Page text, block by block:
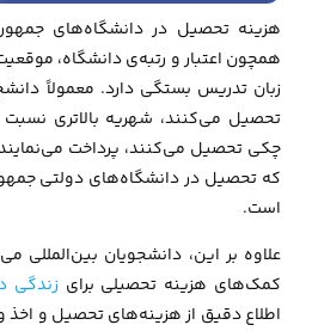
هزینه تحصیل در دانشگاه‌های
همچون اعتبار و رتبه‌ی دانشگاه،
زبان تدریس بستگی دارد. معمولاً
تحصیل می‌کنند، شهریه بالاتری نسبت
چکی تحصیل می‌کنند، پرداخت
که تحصیل در دانشگاه‌های دولتی
است.
علاوه بر این، دانشجویان بین‌المللی
کمک‌های هزینه تحصیلی برای زندگی
اطلاع دقیق از هزینه‌های تحصیل و